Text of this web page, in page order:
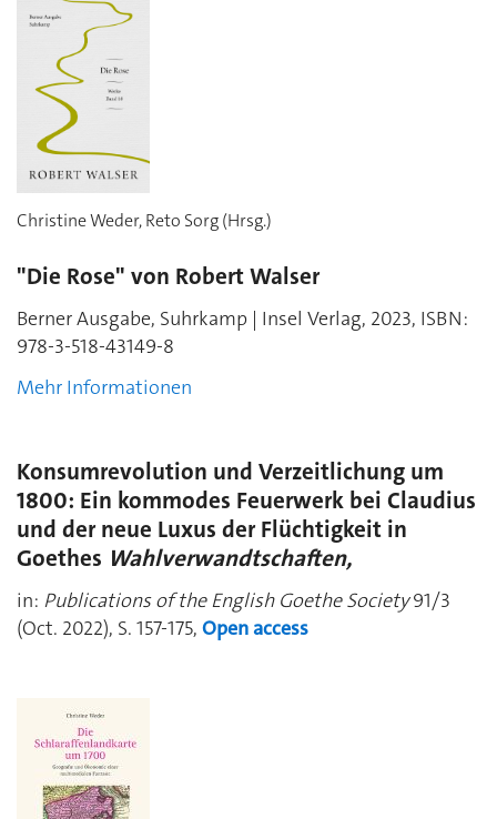
Christine Weder, Reto Sorg (Hrsg.)
"Die Rose" von Robert Walser
Berner Ausgabe, Suhrkamp | Insel Verlag, 2023, ISBN:
978-3-518-43149-8
Mehr Informationen
Konsumrevolution und Verzeitlichung um
1800: Ein kommodes Feuerwerk bei Claudius
und der neue Luxus der Flüchtigkeit in
Goethes Wahlverwandtschaften,
in: Publications of the English Goethe Society91/3
(Oct. 2022), S. 157-175, Open access